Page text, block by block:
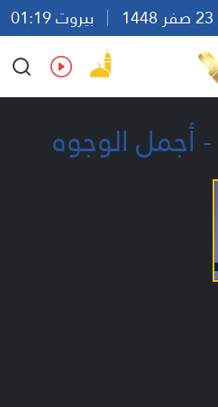
بيروت 01:19
Ar
En Fr Es
أجمل الوجوه